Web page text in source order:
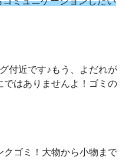
付近です♪もう、よだれが
ではありませんよ！ゴミの
クゴミ！大物から小物まで